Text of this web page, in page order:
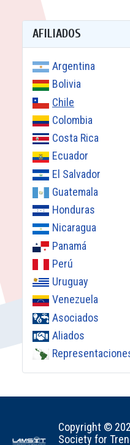
AFILIADOS
Argentina
Bolivia
Chile
Colombia
Costa Rica
Ecuador
El Salvador
Guatemala
Honduras
Nicaragua
Panamá
Perú
Uruguay
Venezuela
Asociados
Aliados
Copyright ©
Society for